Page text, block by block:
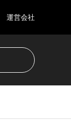
運営会社